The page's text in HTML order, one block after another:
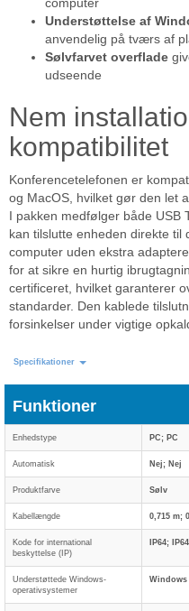
Understøttelse af
anvendelig på tværs af
Sølvfarvet overflade
udseende
Nem
kompatibilitet
Konferencetelefonen er
og MacOS, hvilket gør den let
I pakken medfølger både USB
kan tilslutte enheden direkte
computer uden ekstra
for at sikre en hurtig
certificeret, hvilket garanterer
standarder. Den kablede
forsinkelser under vigtige
Specifikationer
Funktioner
Enhedstype PC; PC
Automatisk Nej; Nej
Produktfarve Sølv
Kabellængde 0,715 m;
Kode for international
beskyttelse (IP)
IP64; IP64
Understøttede Windows-
operativsystemer
Windows